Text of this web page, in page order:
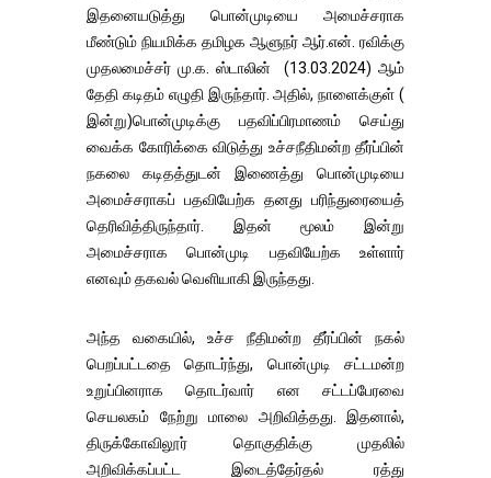
இதனையடுத்து பொன்முடியை அமைச்சராக
மீண்டும் நியமிக்க தமிழக ஆளுநர் ஆர்.என். ரவிக்கு
முதலமைச்சர் மு.க. ஸ்டாலின் (13.03.2024) ஆம்
தேதி கடிதம் எழுதி இருந்தார். அதில், நாளைக்குள் (
இன்று)பொன்முடிக்கு பதவிப்பிரமாணம் செய்து
வைக்க கோரிக்கை விடுத்து உச்சநீதிமன்ற தீர்ப்பின்
நகலை கடிதத்துடன் இணைத்து பொன்முடியை
அமைச்சராகப் பதவியேற்க தனது பரிந்துரையைத்
தெரிவித்திருந்தார். இதன் மூலம் இன்று
அமைச்சராக பொன்முடி பதவியேற்க உள்ளார்
எனவும் தகவல் வெளியாகி இருந்தது.
அந்த வகையில், உச்ச நீதிமன்ற தீர்ப்பின் நகல்
பெறப்பட்டதை தொடர்ந்து, பொன்முடி சட்டமன்ற
உறுப்பினராக தொடர்வார் என சட்டப்பேரவை
செயலகம் நேற்று மாலை அறிவித்தது. இதனால்,
திருக்கோவிலூர் தொகுதிக்கு முதலில்
அறிவிக்கப்பட்ட இடைத்தேர்தல் ரத்து